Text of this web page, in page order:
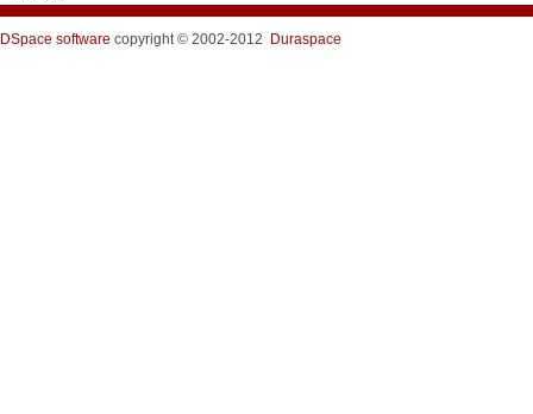
DSpace software copyright © 2002-2012 Duraspace